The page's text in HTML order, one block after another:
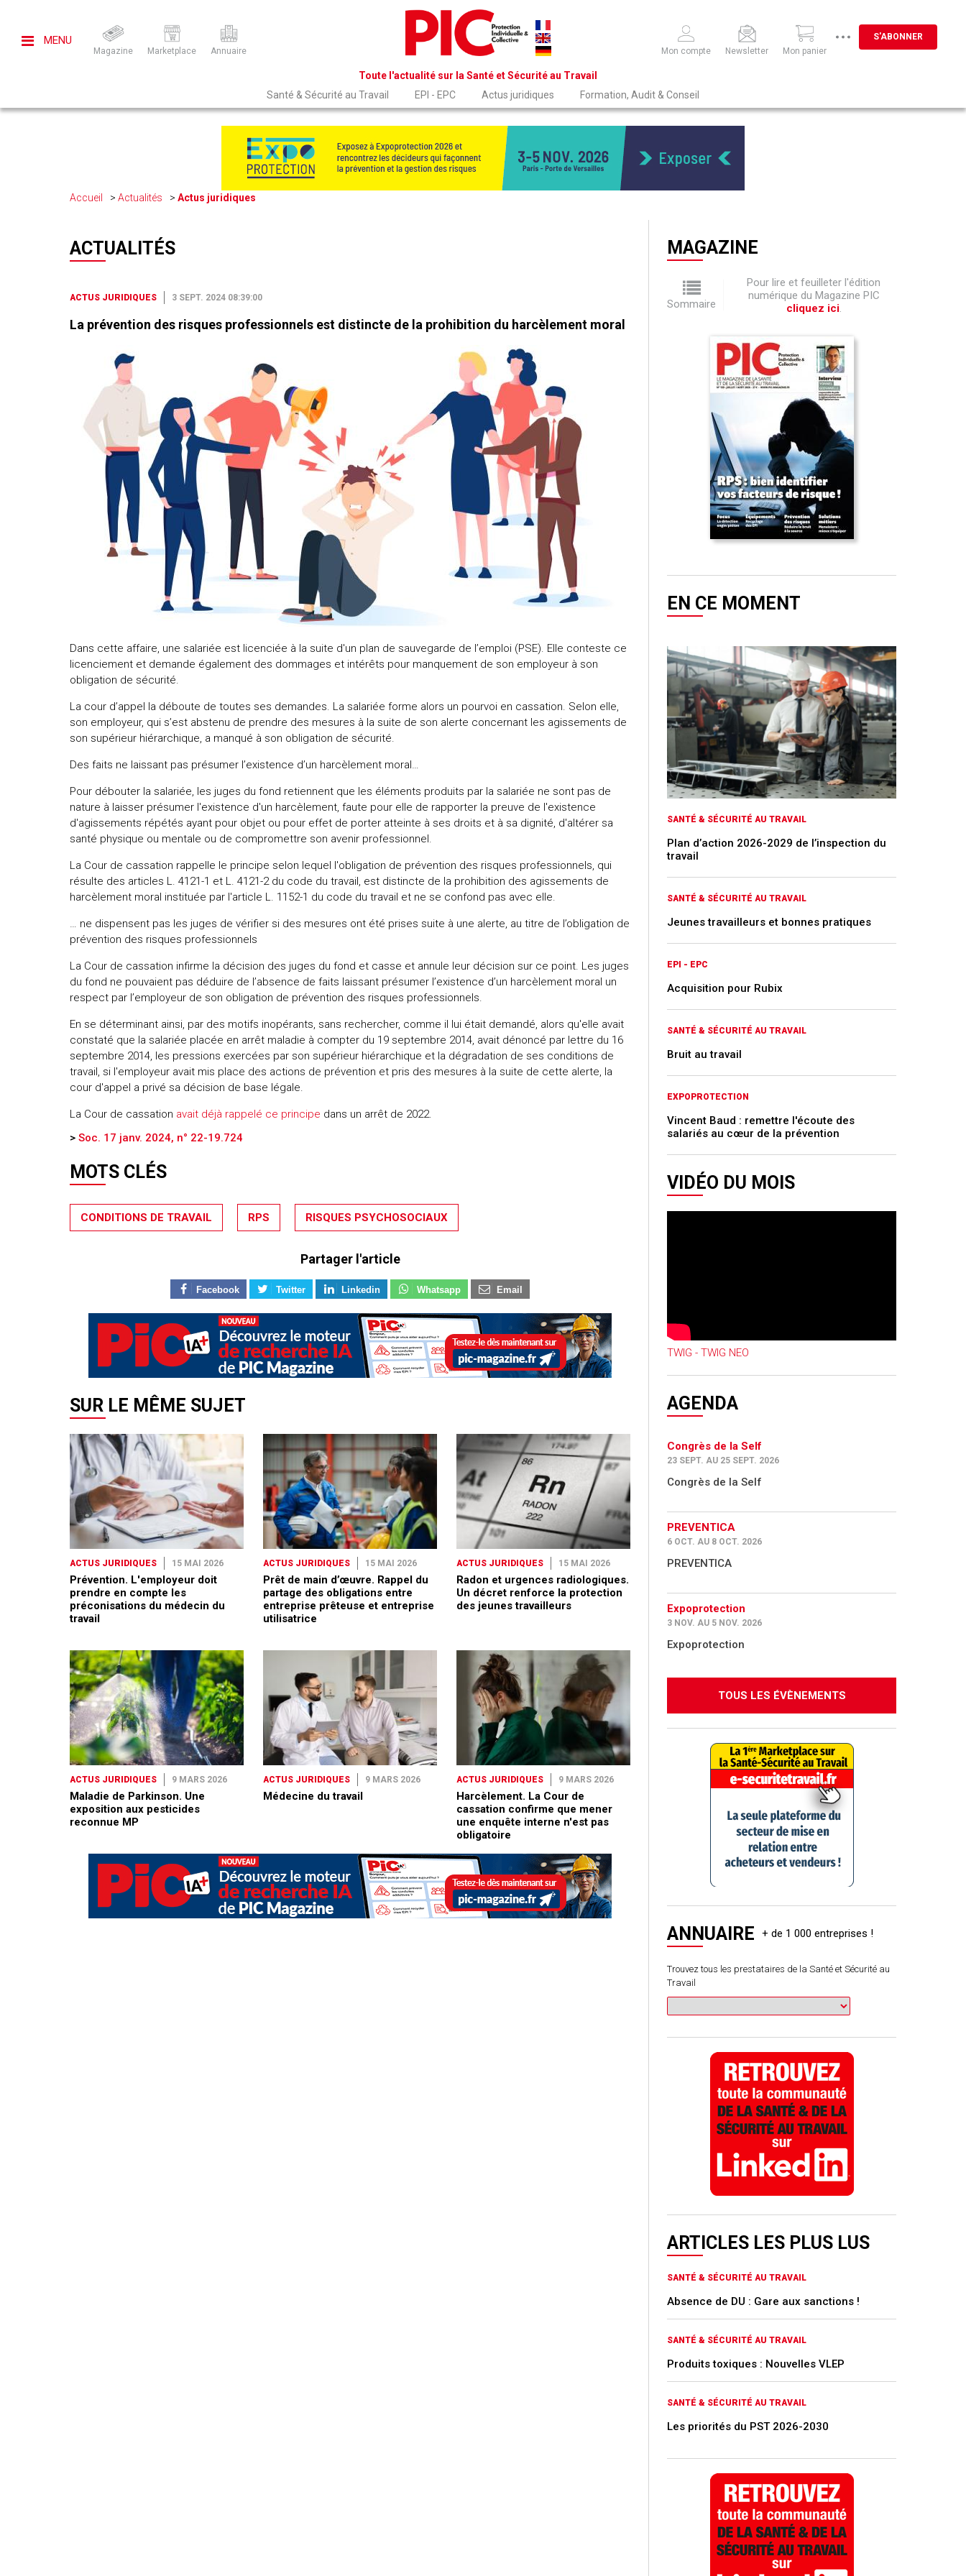
MENU
Magazine Marketplace Annuaire
Toute l'actualité sur la Santé et Sécurité au Travail
Mon compte Newsletter Mon panier
S'ABONNER
Santé & Sécurité au Travail EPI - EPC Actus juridiques Formation, Audit & Conseil
Accueil Actualités Actus juridiques
ACTUALITÉS
ACTUS JURIDIQUES 3 SEPT. 2024 08:39:00
La prévention des risques professionnels est distincte de la prohibition du harcèlement moral
Dans cette affaire, une salariée est licenciée à la suite d'un plan de sauvegarde de l’emploi (PSE). Elle conteste ce
licenciement et demande également des dommages et intérêts pour manquement de son employeur à son
obligation de sécurité.
La cour d’appel la déboute de toutes ses demandes. La salariée forme alors un pourvoi en cassation. Selon elle,
son employeur, qui s’est abstenu de prendre des mesures à la suite de son alerte concernant les agissements de
son supérieur hiérarchique, a manqué à son obligation de sécurité.
Des faits ne laissant pas présumer l’existence d’un harcèlement moral…
Pour débouter la salariée, les juges du fond retiennent que les éléments produits par la salariée ne sont pas de
nature à laisser présumer l'existence d'un harcèlement, faute pour elle de rapporter la preuve de l'existence
d'agissements répétés ayant pour objet ou pour effet de porter atteinte à ses droits et à sa dignité, d'altérer sa
santé physique ou mentale ou de compromettre son avenir professionnel.
La Cour de cassation rappelle le principe selon lequel l'obligation de prévention des risques professionnels, qui
résulte des articles L. 4121-1 et L. 4121-2 du code du travail, est distincte de la prohibition des agissements de
harcèlement moral instituée par l'article L. 1152-1 du code du travail et ne se confond pas avec elle.
… ne dispensent pas les juges de vérifier si des mesures ont été prises suite à une alerte, au titre de l’obligation de
prévention des risques professionnels
La Cour de cassation infirme la décision des juges du fond et casse et annule leur décision sur ce point. Les juges
du fond ne pouvaient pas déduire de l’absence de faits laissant présumer l’existence d’un harcèlement moral un
respect par l’employeur de son obligation de prévention des risques professionnels.
En se déterminant ainsi, par des motifs inopérants, sans rechercher, comme il lui était demandé, alors qu'elle avait
constaté que la salariée placée en arrêt maladie à compter du 19 septembre 2014, avait dénoncé par lettre du 16
septembre 2014, les pressions exercées par son supérieur hiérarchique et la dégradation de ses conditions de
travail, si l'employeur avait mis place des actions de prévention et pris des mesures à la suite de cette alerte, la
cour d'appel a privé sa décision de base légale.
La Cour de cassation avait déjà rappelé ce principe dans un arrêt de 2022.
> Soc. 17 janv. 2024, n° 22-19.724
MOTS CLÉS
CONDITIONS DE TRAVAIL RPS RISQUES PSYCHOSOCIAUX
Partager l'article
Facebook Twitter Linkedin Whatsapp Email
SUR LE MÊME SUJET
ACTUS JURIDIQUES 15 MAI 2026
Prévention. L'employeur doit
prendre en compte les
préconisations du médecin du
travail
ACTUS JURIDIQUES 15 MAI 2026
Prêt de main d’œuvre. Rappel du
partage des obligations entre
entreprise prêteuse et entreprise
utilisatrice
ACTUS JURIDIQUES 15 MAI 2026
Radon et urgences radiologiques.
Un décret renforce la protection
des jeunes travailleurs
ACTUS JURIDIQUES 9 MARS 2026
Maladie de Parkinson. Une
exposition aux pesticides
reconnue MP
ACTUS JURIDIQUES 9 MARS 2026
Médecine du travail
ACTUS JURIDIQUES 9 MARS 2026
Harcèlement. La Cour de
cassation confirme que mener
une enquête interne n'est pas
obligatoire
MAGAZINE
Sommaire
Pour lire et feuilleter l'édition
numérique du Magazine PIC
cliquez ici.
EN CE MOMENT
SANTÉ & SÉCURITÉ AU TRAVAIL
Plan d’action 2026-2029 de l’inspection du
travail
SANTÉ & SÉCURITÉ AU TRAVAIL
Jeunes travailleurs et bonnes pratiques
EPI - EPC
Acquisition pour Rubix
SANTÉ & SÉCURITÉ AU TRAVAIL
Bruit au travail
EXPOPROTECTION
Vincent Baud : remettre l'écoute des
salariés au cœur de la prévention
VIDÉO DU MOIS
TWIG - TWIG NEO
AGENDA
Congrès de la Self
23 SEPT. AU 25 SEPT. 2026
Congrès de la Self
PREVENTICA
6 OCT. AU 8 OCT. 2026
PREVENTICA
Expoprotection
3 NOV. AU 5 NOV. 2026
Expoprotection
TOUS LES ÉVÈNEMENTS
ANNUAIRE
Trouvez tous les prestataires de la Santé et Sécurité au
Travail
ARTICLES LES PLUS LUS
SANTÉ & SÉCURITÉ AU TRAVAIL
Absence de DU : Gare aux sanctions !
SANTÉ & SÉCURITÉ AU TRAVAIL
Produits toxiques : Nouvelles VLEP
SANTÉ & SÉCURITÉ AU TRAVAIL
Les priorités du PST 2026-2030